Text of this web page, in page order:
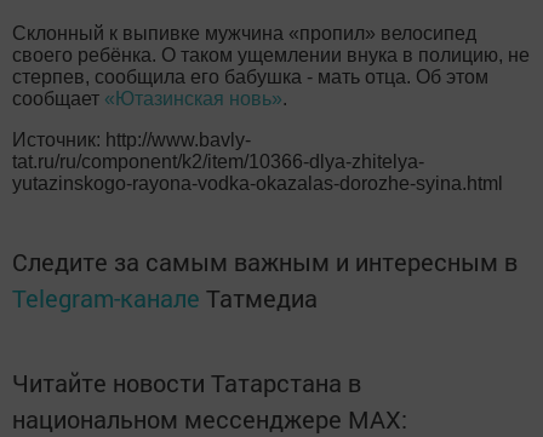
Склонный к выпивке мужчина «пропил» велосипед
своего ребёнка. О таком ущемлении внука в полицию, не
стерпев, сообщила его бабушка - мать отца. Об этом
сообщает «Ютазинская новь».
Источник: http://www.bavly-
tat.ru/ru/component/k2/item/10366-dlya-zhitelya-
yutazinskogo-rayona-vodka-okazalas-dorozhe-syina.html
Следите за самым важным и интересным в
Telegram-канале Татмедиа
Читайте новости Татарстана в
национальном мессенджере MАХ: